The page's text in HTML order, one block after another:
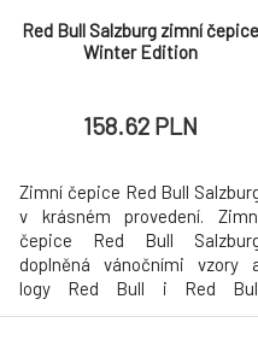
Red Bull Salzburg zimní čepice
Winter Edition
158.62 PLN
Zimní čepice Red Bull
v krásném provedení.
čepice Red Bull
doplněná vánočními vzory
logy Red Bull i Red
Salzburg. Luxusní